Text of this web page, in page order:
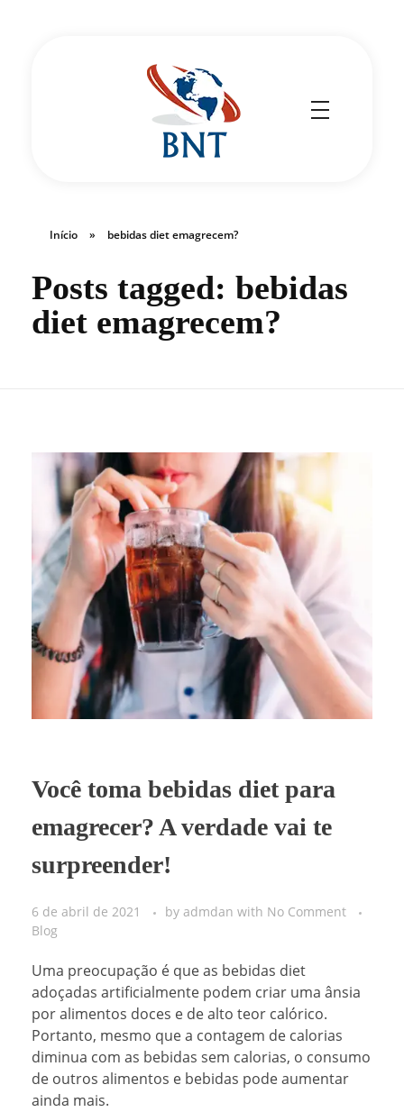
Início » bebidas diet emagrecem?
Posts tagged: bebidas
diet emagrecem?
Você toma bebidas diet para
emagrecer? A verdade vai te
surpreender!
6 de abril de 2021 by admdan with No Comment
Blog
Uma preocupação é que as bebidas diet
adoçadas artificialmente podem criar uma ânsia
por alimentos doces e de alto teor calórico.
Portanto, mesmo que a contagem de calorias
diminua com as bebidas sem calorias, o consumo
de outros alimentos e bebidas pode aumentar
ainda mais.